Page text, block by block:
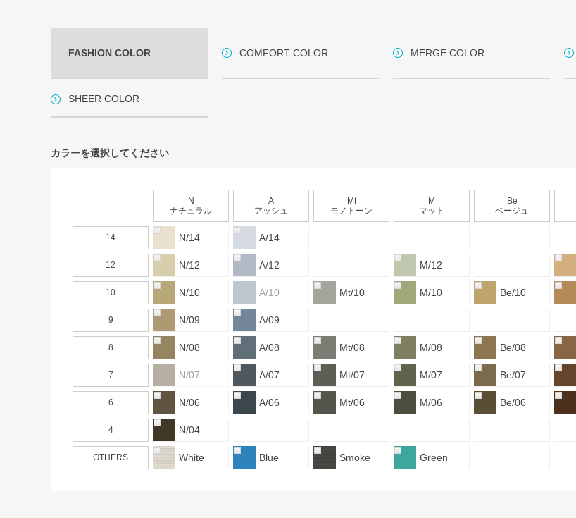
FASHION COLOR COMFORT COLOR MERGE COLOR
SHEER COLOR
カラーを選択してください
N
ナチュラル
A
アッシュ
Mt
モノトーン
M
マット
Be
ベージュ
14 N/14 A/14
12 N/12 A/12 M/12
10 N/10 A/10 Mt/10 M/10 Be/10
9 N/09 A/09
8 N/08 A/08 Mt/08 M/08 Be/08
7 N/07 A/07 Mt/07 M/07 Be/07
6 N/06 A/06 Mt/06 M/06 Be/06
4 N/04
OTHERS White Blue Smoke Green